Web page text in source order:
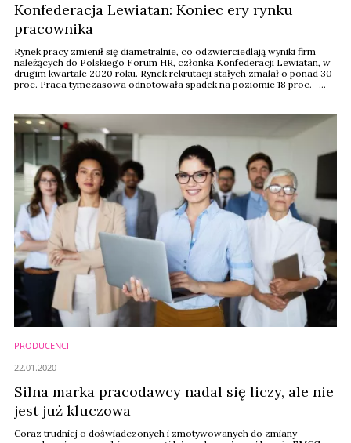
Konfederacja Lewiatan: Koniec ery rynku
pracownika
Rynek pracy zmienił się diametralnie, co odzwierciedlają wyniki firm
należących do Polskiego Forum HR, członka Konfederacji Lewiatan, w
drugim kwartale 2020 roku. Rynek rekrutacji stałych zmalał o ponad 30
proc. Praca tymczasowa odnotowała spadek na poziomie 18 proc. -
PRODUCENCI
Silna marka pracodawcy nadal się liczy, ale nie
jest już kluczowa
Coraz trudniej o doświadczonych i zmotywowanych do zmiany
22.01.2020